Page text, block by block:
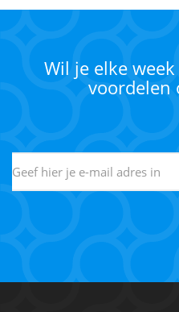
Wil je elke
voordelen